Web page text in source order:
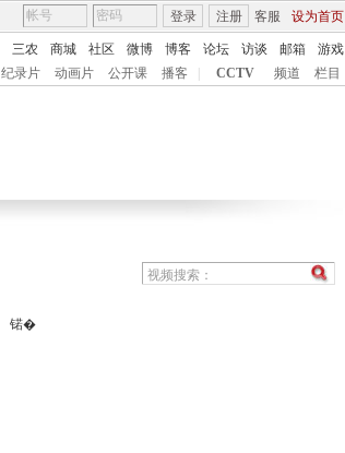
客服 设为首页
登录 注册
三农 商城 社区 微博 博客 论坛 访谈 邮箱
游戏
纪录片 动画片 公开课 播客 CCTV 频道 栏目
锘�